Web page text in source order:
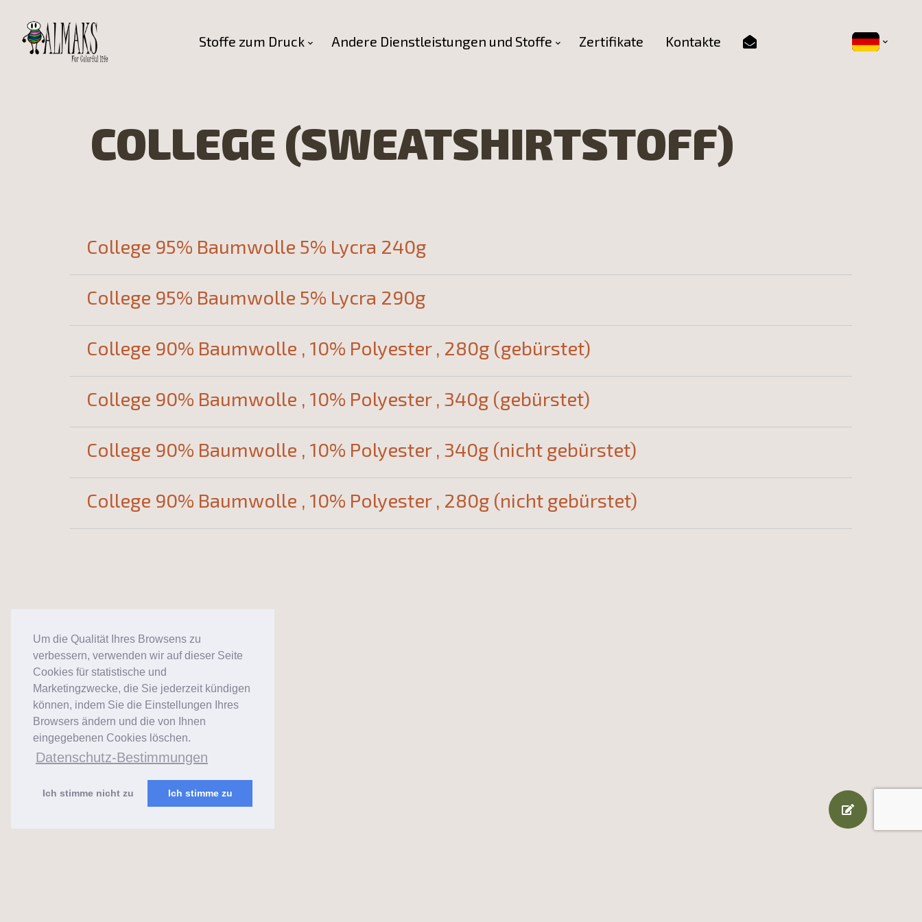
Um die Qualität Ihres Browsens zu
verbessern, verwenden wir auf dieser Seite
Cookies für statistische und
Marketingzwecke, die Sie jederzeit kündigen
können, indem Sie die Einstellungen Ihres
Browsers ändern und die von Ihnen
eingegebenen Cookies löschen.
Datenschutz-Bestimmungen
Ich stimme nicht zu Ich stimme zu
Stoffe zum Druck Andere Dienstleistungen und Stoffe Zertifikate Kontakte
COLLEGE (SWEATSHIRTSTOFF)
College 95% Baumwolle 5% Lycra 240g
College 95% Baumwolle 5% Lycra 290g
College 90% Baumwolle , 10% Polyester , 280g (gebürstet)
College 90% Baumwolle , 10% Polyester , 340g (gebürstet)
College 90% Baumwolle , 10% Polyester , 340g (nicht gebürstet)
College 90% Baumwolle , 10% Polyester , 280g (nicht gebürstet)